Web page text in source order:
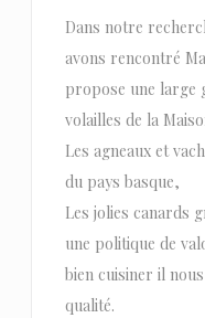
Dans notre
avons rencontré
propose une large
volailles de la
Les agneaux et
du pays basque,
Les jolies canards
une politique de
bien cuisiner il
qualité.